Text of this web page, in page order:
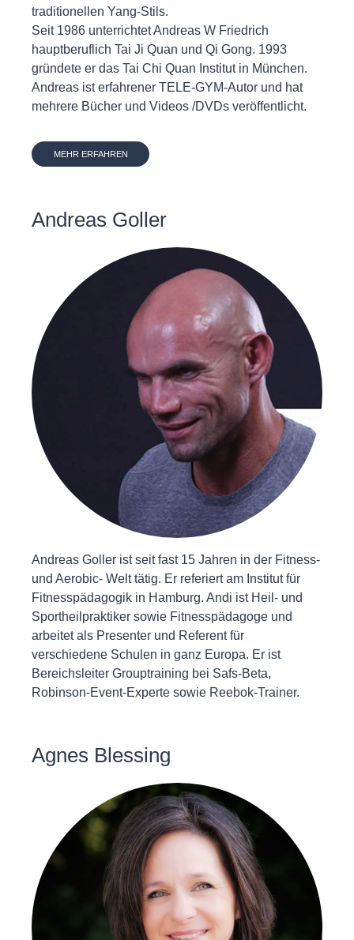
traditionellen Yang-Stils.
Seit 1986 unterrichtet Andreas W Friedrich
hauptberuflich Tai Ji Quan und Qi Gong. 1993
gründete er das Tai Chi Quan Institut in München.
Andreas ist erfahrener TELE-GYM-Autor und hat
mehrere Bücher und Videos /DVDs veröffentlicht.
MEHR ERFAHREN
Andreas Goller
Andreas Goller ist seit fast 15 Jahren in der Fitness-
und Aerobic- Welt tätig. Er referiert am Institut für
Fitnesspädagogik in Hamburg. Andi ist Heil- und
Sportheilpraktiker sowie Fitnesspädagoge und
arbeitet als Presenter und Referent für
verschiedene Schulen in ganz Europa. Er ist
Bereichsleiter Grouptraining bei Safs-Beta,
Robinson-Event-Experte sowie Reebok-Trainer.
Agnes Blessing